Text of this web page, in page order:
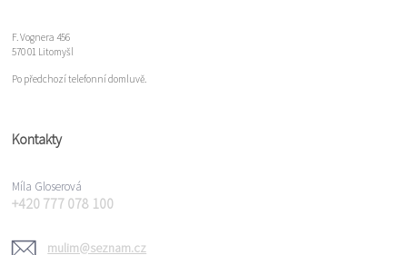
F. Vognera 456
570 01 Litomyšl
Po předchozí telefonní domluvě.
Kontakty
Míla Gloserová
+420 777 078 100
mulim@seznam.cz